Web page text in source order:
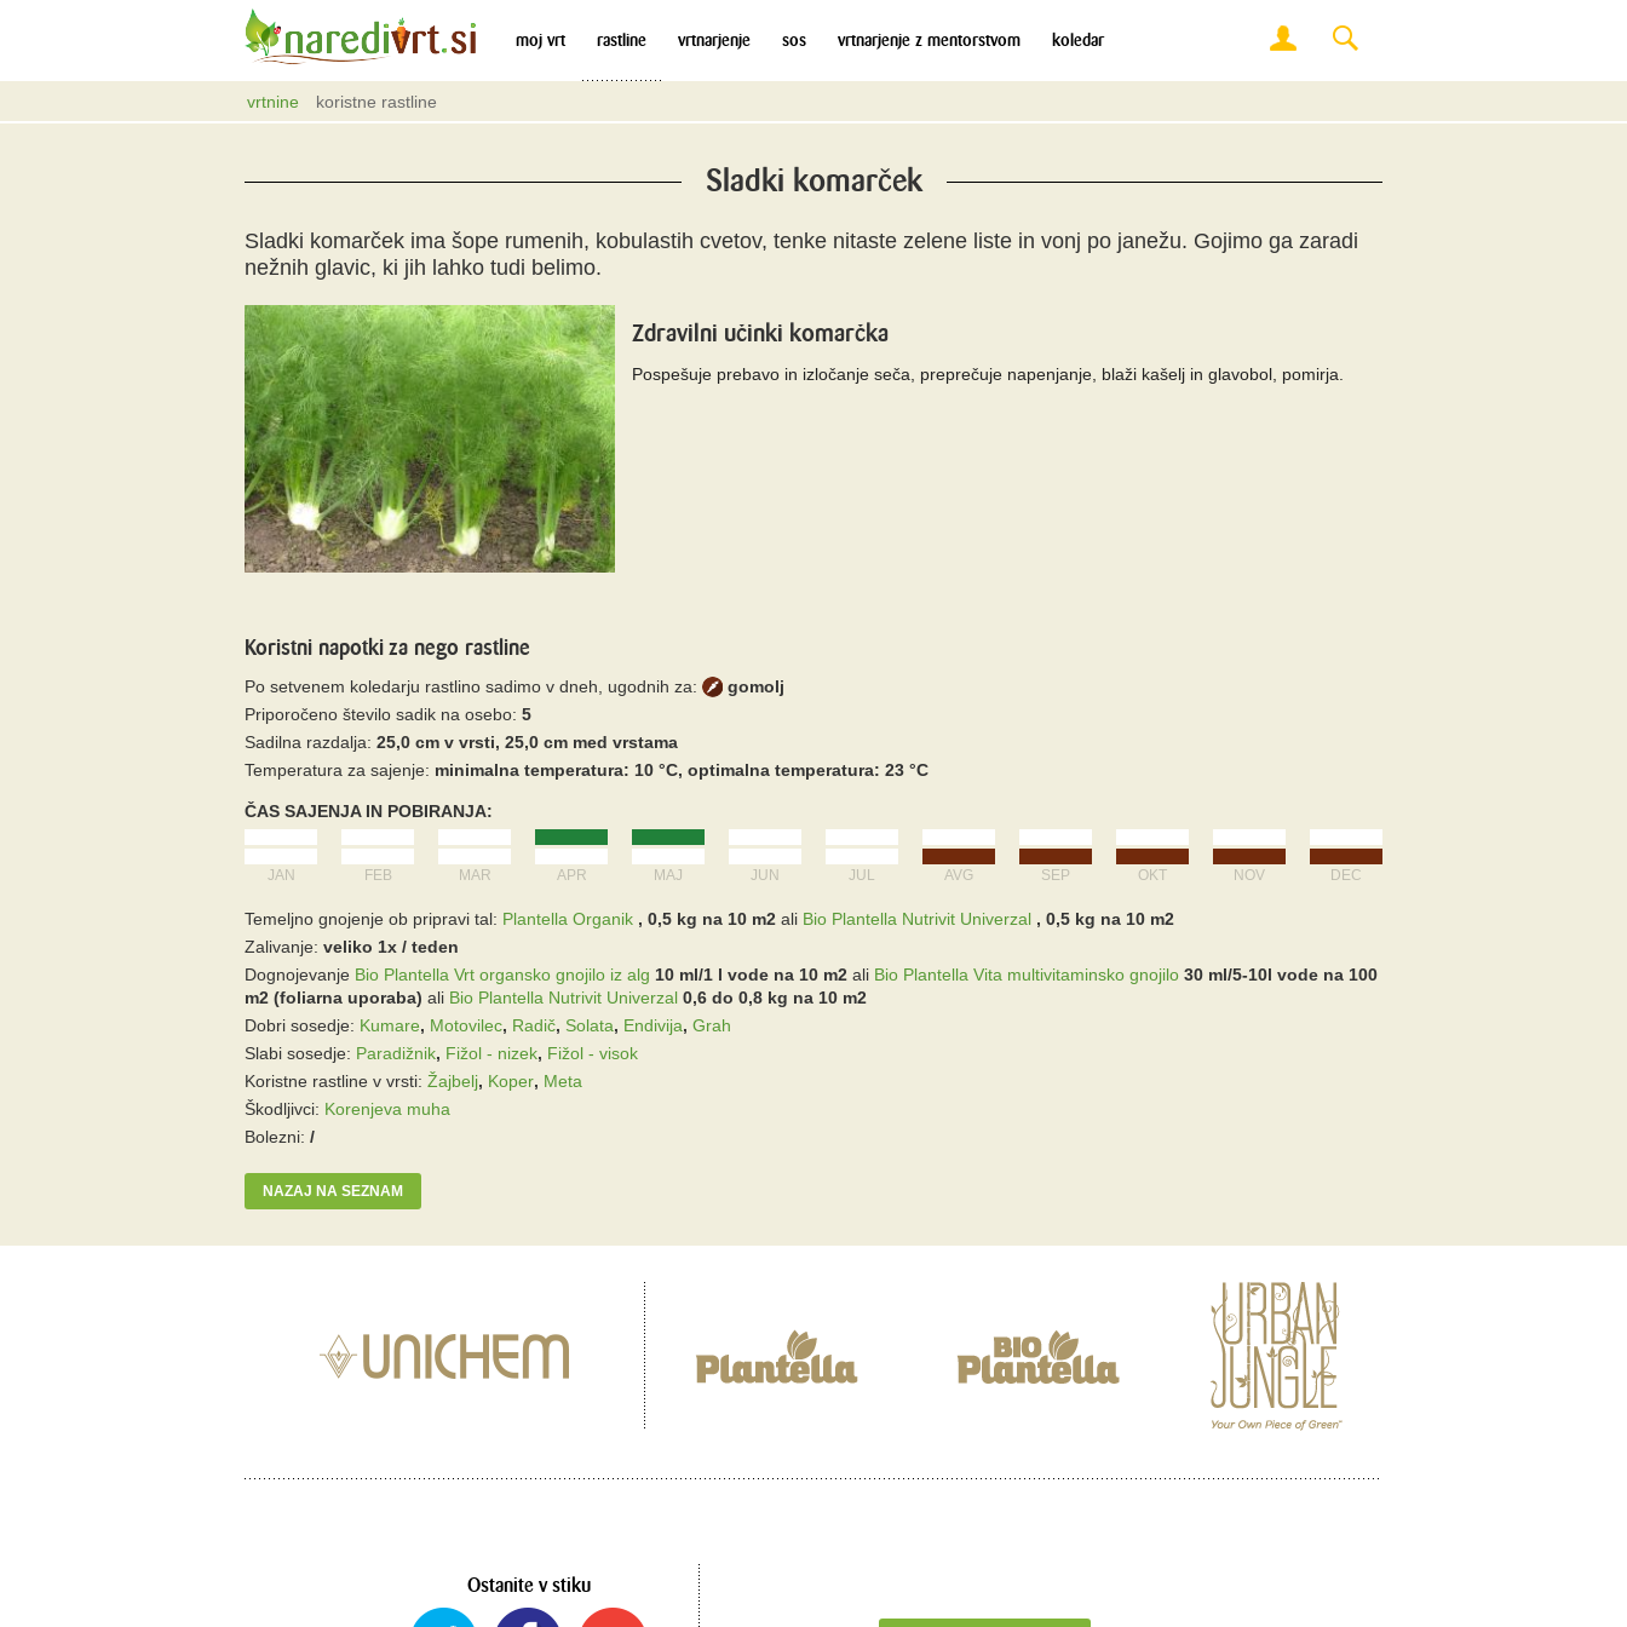
moj vrt rastline vrtnarjenje sos vrtnarjenje z mentorstvom koledar
vrtnine koristne rastline
Sladki komarček
Sladki komarček ima šope rumenih, kobulastih cvetov, tenke nitaste zelene liste in vonj po janežu. Gojimo ga zaradi
nežnih glavic, ki jih lahko tudi belimo.
Zdravilni učinki komarčka
Pospešuje prebavo in izločanje seča, preprečuje napenjanje, blaži kašelj in glavobol, pomirja.
Koristni napotki za nego rastline
Po setvenem koledarju rastlino sadimo v dneh, ugodnih za:
gomolj
Priporočeno število sadik na osebo: 5
Sadilna razdalja: 25,0 cm v vrsti, 25,0 cm med vrstama
Temperatura za sajenje: minimalna temperatura: 10 °C, optimalna temperatura: 23 °C
ČAS SAJENJA IN POBIRANJA:
JAN FEB MAR APR MAJ JUN JUL AVG SEP OKT NOV DEC
Temeljno gnojenje ob pripravi tal: Plantella Organik , 0,5 kg na 10 m2 ali Bio Plantella Nutrivit Univerzal , 0,5 kg na 10 m2
Zalivanje: veliko 1x / teden
Dognojevanje Bio Plantella Vrt organsko gnojilo iz alg 10 ml/1 l vode na 10 m2 ali Bio Plantella Vita multivitaminsko gnojilo 30 ml/5-10l vode na 100
m2 (foliarna uporaba) ali Bio Plantella Nutrivit Univerzal 0,6 do 0,8 kg na 10 m2
Dobri sosedje: Kumare, Motovilec, Radič, Solata, Endivija, Grah
Slabi sosedje: Paradižnik, Fižol - nizek, Fižol - visok
Koristne rastline v vrsti: Žajbelj, Koper, Meta
Škodljivci: Korenjeva muha
Bolezni: /
NAZAJ NA SEZNAM
Ostanite v stiku